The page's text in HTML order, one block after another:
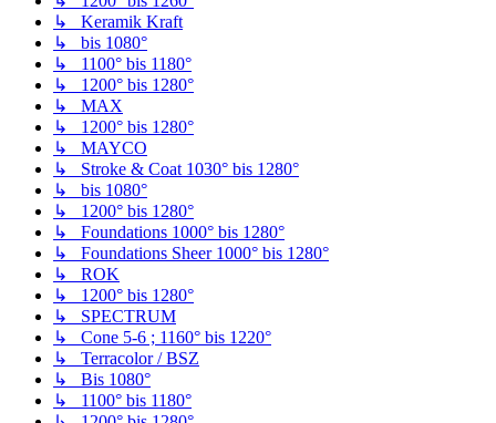
↳ Keramik Kraft
↳ bis 1080°
↳ 1100° bis 1180°
↳ 1200° bis 1280°
↳ MAX
↳ 1200° bis 1280°
↳ MAYCO
↳ Stroke & Coat 1030° bis 1280°
↳ bis 1080°
↳ 1200° bis 1280°
↳ Foundations 1000° bis 1280°
↳ Foundations Sheer 1000° bis 1280°
↳ ROK
↳ 1200° bis 1280°
↳ SPECTRUM
↳ Cone 5-6 ; 1160° bis 1220°
↳ Terracolor / BSZ
↳ Bis 1080°
↳ 1100° bis 1180°